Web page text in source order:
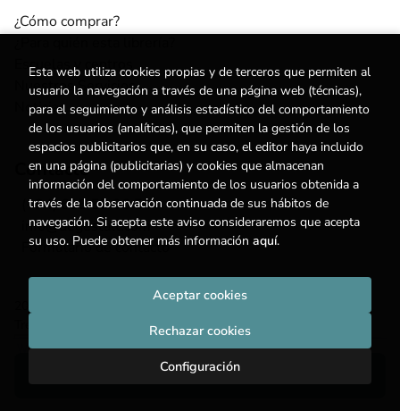
Añadir a mi cesta
¿Cómo comprar?
Escuelas y centros
Nuestros Servicios
Noticias
Contacto
(+34) 615 55 96 54
info@degestalt.com
Formulario de contacto
2026 ©
. Todos los Derechos Reservados |
Esta web utiliza cookies propias y de terceros que permiten al
usuario la navegación a través de una página web (técnicas),
para el seguimiento y análisis estadístico del comportamiento
de los usuarios (analíticas), que permiten la gestión de los
espacios publicitarios que, en su caso, el editor haya incluido
en una página (publicitarias) y cookies que almacenan
información del comportamiento de los usuarios obtenida a
través de la observación continuada de sus hábitos de
navegación. Si acepta este aviso consideraremos que acepta
su uso. Puede obtener más información aquí.
Configuración
Rechazar cookies
Aceptar cookies